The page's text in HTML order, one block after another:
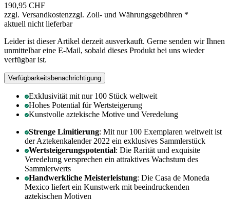
190,95 CHF
zzgl. Versandkostenzzgl. Zoll- und Währungsgebühren *
aktuell nicht lieferbar
Leider ist dieser Artikel derzeit ausverkauft. Gerne senden wir Ihnen
unmittelbar eine E-Mail, sobald dieses Produkt bei uns wieder
verfügbar ist.
Verfügbarkeitsbenachrichtigung
Exklusivität mit nur 100 Stück weltweit
Hohes Potential für Wertsteigerung
Kunstvolle aztekische Motive und Veredelung
Strenge Limitierung: Mit nur 100 Exemplaren weltweit ist
der Aztekenkalender 2022 ein exklusives Sammlerstück
Wertsteigerungspotential: Die Rarität und exquisite
Veredelung versprechen ein attraktives Wachstum des
Sammlerwerts
Handwerkliche Meisterleistung: Die Casa de Moneda
Mexico liefert ein Kunstwerk mit beeindruckenden
aztekischen Motiven